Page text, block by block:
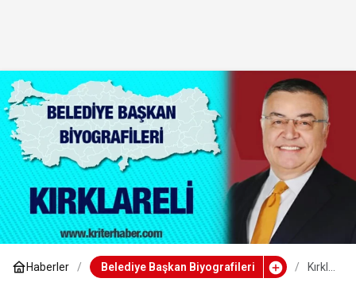
Haberler Belediye Başkan Biyografileri
Kırkla